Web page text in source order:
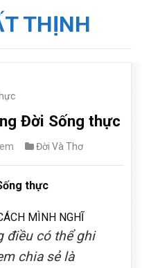
THỊNH
Đời Sống thực
Đời Và Thơ
thực
MÌNH NGHĨ
điều có thể ghi
chia sẻ là